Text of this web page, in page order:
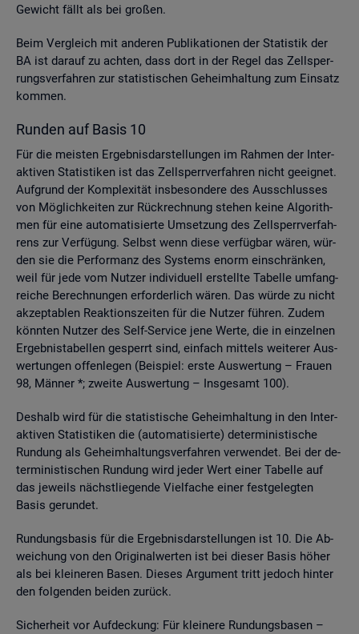
Ge­wicht fällt als bei gro­ßen.
Beim Ver­gleich mit an­de­ren Pu­bli­ka­tio­nen der Sta­tis­tik der
BA ist dar­auf zu ach­ten, dass dort in der Regel das Zell­sper­
rungs­ver­fah­ren zur sta­tis­ti­schen Ge­heim­hal­tung zum Ein­satz
kom­men.
Run­den auf Basis 10
Für die meis­ten Er­geb­nis­dar­stel­lun­gen im Rah­men der In­ter­
ak­ti­ven Sta­tis­ti­ken ist das Zell­sperr­ver­fah­ren nicht ge­eig­net.
Auf­grund der Kom­ple­xi­tät ins­be­son­de­re des Aus­schlus­ses
von Mög­lich­kei­ten zur Rück­rech­nung ste­hen keine Al­go­rith­
men für eine au­to­ma­ti­sier­te Um­set­zung des Zell­sperr­ver­fah­
rens zur Ver­fü­gung. Selbst wenn diese ver­füg­bar wären, wür­
den sie die Per­for­manz des Sys­tems enorm ein­schrän­ken,
weil für jede vom Nut­zer in­di­vi­du­ell er­stell­te Ta­bel­le um­fang­
rei­che Be­rech­nun­gen er­for­der­lich wären. Das würde zu nicht
ak­zep­ta­blen Re­ak­ti­ons­zei­ten für die Nut­zer füh­ren. Zudem
könn­ten Nut­zer des Self-Ser­vice jene Werte, die in ein­zel­nen
Er­geb­nis­ta­bel­len ge­sperrt sind, ein­fach mit­tels wei­te­rer Aus­
wer­tun­gen of­fen­le­gen (Bei­spiel: erste Aus­wer­tung – Frau­en
98, Män­ner *; zwei­te Aus­wer­tung – Ins­ge­samt 100).
Des­halb wird für die sta­tis­ti­sche Ge­heim­hal­tung in den In­ter­
ak­ti­ven Sta­tis­ti­ken die (au­to­ma­ti­sier­te) de­ter­mi­nis­ti­sche
Run­dung als Ge­heim­hal­tungs­ver­fah­ren ver­wen­det. Bei der de­
ter­mi­nis­ti­schen Run­dung wird jeder Wert einer Ta­bel­le auf
das je­weils nächst­lie­gen­de Viel­fa­che einer fest­ge­leg­ten
Basis ge­run­det.
Run­dungs­ba­sis für die Er­geb­nis­dar­stel­lun­gen ist 10. Die Ab­
wei­chung von den Ori­gi­nal­wer­ten ist bei die­ser Basis höher
als bei klei­ne­ren Basen. Die­ses Ar­gu­ment tritt je­doch hin­ter
den fol­gen­den bei­den zu­rück.
Si­cher­heit vor Auf­de­ckung: Für klei­ne­re Run­dungs­ba­sen –